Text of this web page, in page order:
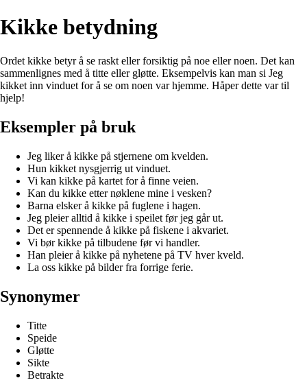
Kikke betydning
Ordet kikke betyr å se raskt eller forsiktig på noe eller noen. Det kan
sammenlignes med å titte eller gløtte. Eksempelvis kan man si Jeg
kikket inn vinduet for å se om noen var hjemme. Håper dette var til
hjelp!
Eksempler på bruk
Jeg liker å kikke på stjernene om kvelden.
Hun kikket nysgjerrig ut vinduet.
Vi kan kikke på kartet for å finne veien.
Kan du kikke etter nøklene mine i vesken?
Barna elsker å kikke på fuglene i hagen.
Jeg pleier alltid å kikke i speilet før jeg går ut.
Det er spennende å kikke på fiskene i akvariet.
Vi bør kikke på tilbudene før vi handler.
Han pleier å kikke på nyhetene på TV hver kveld.
La oss kikke på bilder fra forrige ferie.
Synonymer
Titte
Speide
Gløtte
Sikte
Betrakte